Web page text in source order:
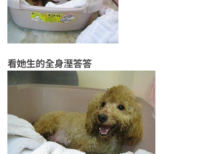
看她生的全身溼答答